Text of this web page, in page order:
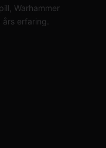
Warhammer
erfaring.